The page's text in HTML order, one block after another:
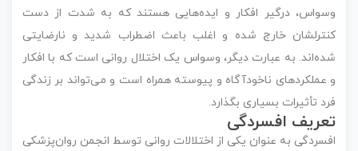
وسواس، درگیر افکار و ایده‌هایی هستند که به شدت از دست
کنترلشان خارج شده و اغلب باعث اضطراب شدید و نارضایتی
شده‌اند. به عبارت دیگر، وسواس یک اختلال روانی است که با افکار
و عملکردهای ناخودآگاه و پیوسته همراه است و می‌تواند بر زندگی
فرد تأثیرات بسیاری بگذارد.
تعریف افسردگی
افسردگی به عنوان یکی از اختلالات روانی توسط انجمن روان‌پزشکی